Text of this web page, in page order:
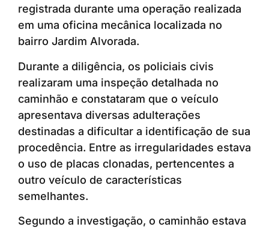
registrada durante uma operação realizada
em uma oficina mecânica localizada no
bairro Jardim Alvorada.
Durante a diligência, os policiais civis
realizaram uma inspeção detalhada no
caminhão e constataram que o veículo
apresentava diversas adulterações
destinadas a dificultar a identificação de sua
procedência. Entre as irregularidades estava
o uso de placas clonadas, pertencentes a
outro veículo de características
semelhantes.
Segundo a investigação, o caminhão estava